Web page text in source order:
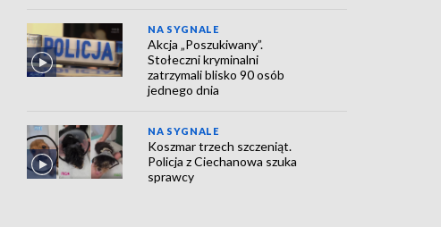
NA SYGNALE
Akcja „Poszukiwany”.
Stołeczni kryminalni
zatrzymali blisko 90 osób
jednego dnia
NA SYGNALE
Koszmar trzech szczeniąt.
Policja z Ciechanowa szuka
sprawcy